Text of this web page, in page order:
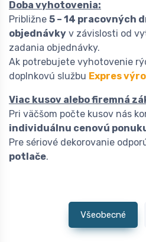
Doba vyhotovenia:
Približne 5 – 14 pracovných
objednávky v závislosti od
zadania objednávky.
Ak potrebujete vyhotovenie
doplnkovú službu Expres
Viac kusov alebo firemná
Pri väčšom počte kusov nás
individuálnu cenovú
Pre sériové dekorovanie
potlače.
Všeobecné